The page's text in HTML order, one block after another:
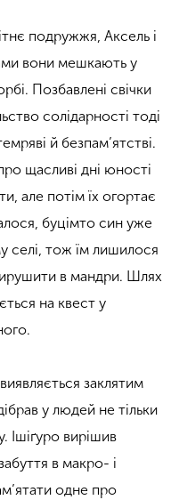
подружжя, Аксель і
вони мешкають у
Позбавлені свічки
солідарності тоді
й безпам’ятстві.
щасливі дні юності
але потім їх огортає
буцімто син уже
селі, тож їм лишилося
в мандри. Шлях
на квест у
заклятим
у людей не тільки
Ішіґуро вирішив
в макро- і
одне про